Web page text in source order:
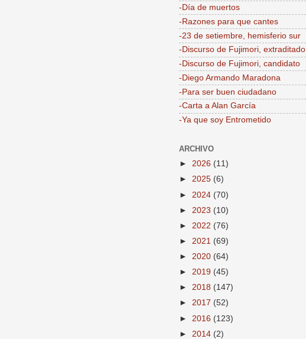
-Día de muertos
-Razones para que cantes
-23 de setiembre, hemisferio sur
-Discurso de Fujimori, extraditado
-Discurso de Fujimori, candidato
-Diego Armando Maradona
-Para ser buen ciudadano
-Carta a Alan García
-Ya que soy Entrometido
ARCHIVO
► 2026 (11)
► 2025 (6)
► 2024 (70)
► 2023 (10)
► 2022 (76)
► 2021 (69)
► 2020 (64)
► 2019 (45)
► 2018 (147)
► 2017 (52)
► 2016 (123)
► 2014 (2)